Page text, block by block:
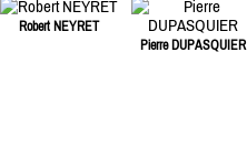
Robert NEYRET
Pierre DUPASQUIER